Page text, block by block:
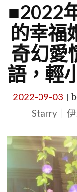
■2022
的幸福
奇幻愛
語，輕
2022-09-03
Starry｜